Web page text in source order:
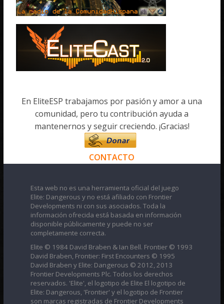
En EliteESP trabajamos por pasión y amor a una
comunidad, pero tu contribución ayuda a
mantenernos y seguir creciendo. ¡Gracias!
CONTACTO
Esta web no es una herramienta oficial del juego
Elite: Dangerous y no está afiliado con Frontier
Developments ni con sus asociados. Toda la
información ofrecida está basada en información
disponible públicamente y puede no ser
completamente correcta.
Elite © 1984 David Braben & Ian Bell. Frontier © 1993
David Braben, Frontier: First Encounters © 1995
David Braben y Elite: Dangerous © 2012, 2013
Frontier Developments Plc. Todos los derechos
reservados. 'Elite', el logotipo de Elite El logotipo de
Elite: Dangerous, 'Frontier' y el logotipo de Frontier
son marcas registradas de Frontier Developments